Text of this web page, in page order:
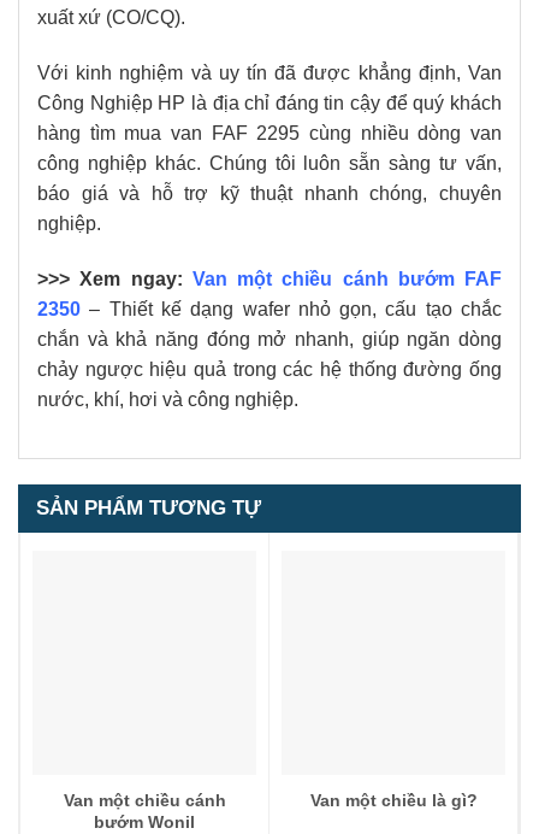
xuất xứ (CO/CQ).
Với kinh nghiệm và uy tín đã được khẳng định, Van
Công Nghiệp HP là địa chỉ đáng tin cậy để quý khách
hàng tìm mua van FAF 2295 cùng nhiều dòng van
công nghiệp khác. Chúng tôi luôn sẵn sàng tư vấn,
báo giá và hỗ trợ kỹ thuật nhanh chóng, chuyên
nghiệp.
>>> Xem ngay: Van một chiều cánh bướm FAF
2350 – Thiết kế dạng wafer nhỏ gọn, cấu tạo chắc
chắn và khả năng đóng mở nhanh, giúp ngăn dòng
chảy ngược hiệu quả trong các hệ thống đường ống
nước, khí, hơi và công nghiệp.
SẢN PHẨM TƯƠNG TỰ
Van một chiều cánh
bướm Wonil
Van một chiều là gì?